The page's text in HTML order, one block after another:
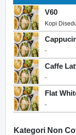
V60
Kopi
-
Caffe
-
Flat
-
Kategori Non